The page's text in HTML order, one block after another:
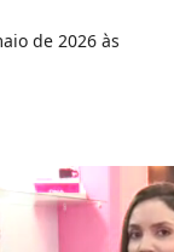
de 2026 às